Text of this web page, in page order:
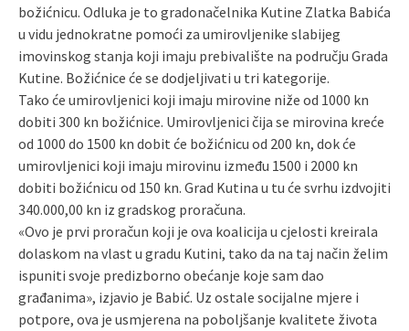
božićnicu. Odluka je to gradonačelnika Kutine Zlatka Babića
u vidu jednokratne pomoći za umirovljenike slabijeg
imovinskog stanja koji imaju prebivalište na području Grada
Kutine. Božićnice će se dodjeljivati u tri kategorije.
Tako će umirovljenici koji imaju mirovine niže od 1000 kn
dobiti 300 kn božićnice. Umirovljenici čija se mirovina kreće
od 1000 do 1500 kn dobit će božićnicu od 200 kn, dok će
umirovljenici koji imaju mirovinu između 1500 i 2000 kn
dobiti božićnicu od 150 kn. Grad Kutina u tu će svrhu izdvojiti
340.000,00 kn iz gradskog proračuna.
«Ovo je prvi proračun koji je ova koalicija u cjelosti kreirala
dolaskom na vlast u gradu Kutini, tako da na taj način želim
ispuniti svoje predizborno obećanje koje sam dao
građanima», izjavio je Babić. Uz ostale socijalne mjere i
potpore, ova je usmjerena na poboljšanje kvalitete života